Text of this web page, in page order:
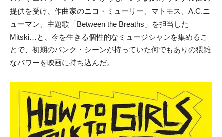
提供を受け、作曲家のニコ・ミューリー マトモス
A.C.ニ
ューマン 、主題歌「Between the Breaths」を担当した
Mitski… と、今を生きる個性的なミュージシャンを集めるこ
とで、初期のパンク・シーンが持っていた何でもありの猥雑
なパワーを映画に持ち込んだ。